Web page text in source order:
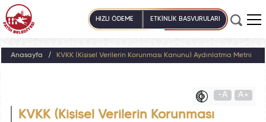
HIZLI ÖDEME ETKİNLİK BAŞVURULARI
Anasayfa KVKK (Kişisel Verilerin Korunması Kanunu) Aydınlatma Metni
-A A+
KVKK (Kişisel Verilerin Korunması